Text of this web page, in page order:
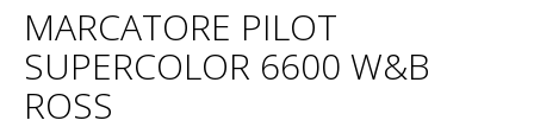
MARCATORE PILOT
SUPERCOLOR 6600 W&B
ROSS